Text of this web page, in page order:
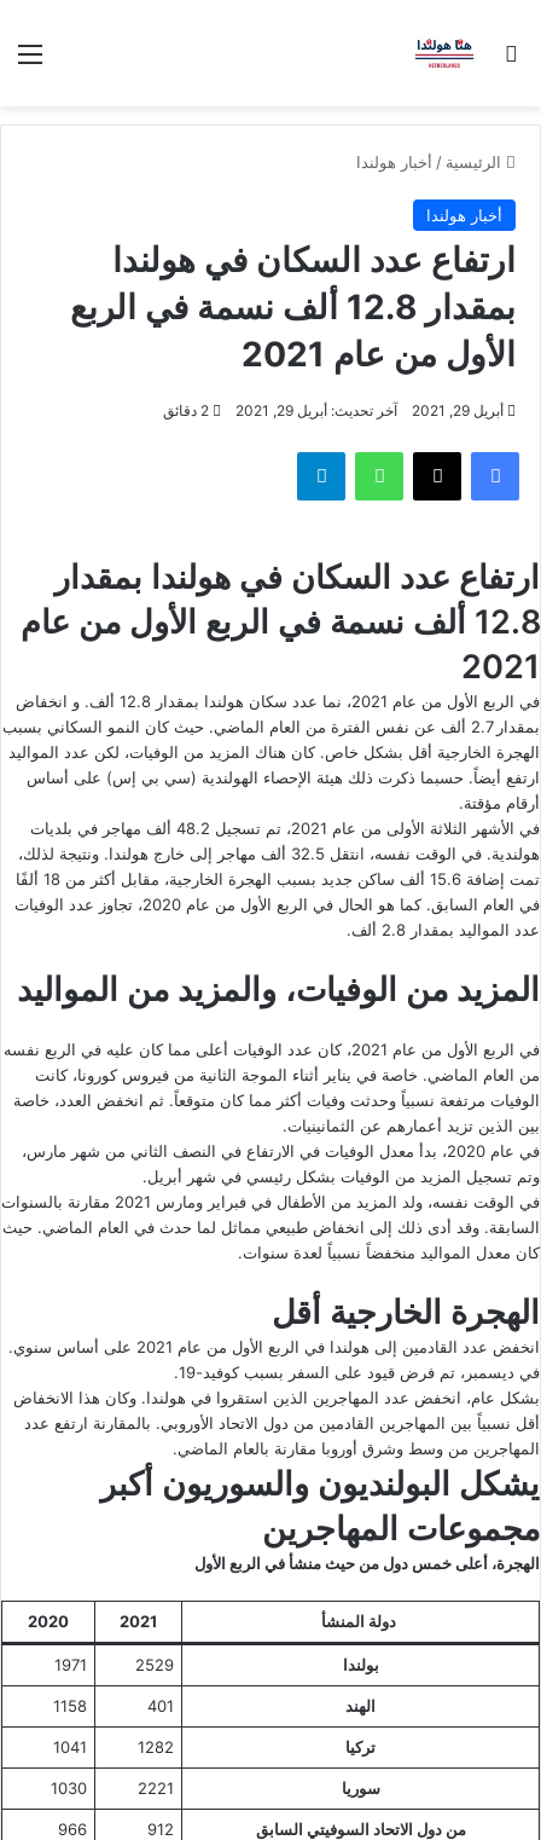
بحث عن
الرئيسية / أخبار هولندا
أخبار هولندا
ارتفاع عدد السكان في هولندا
بمقدار 12.8 ألف نسمة في الربع
الأول من عام 2021
أبريل 29, 2021 آخر تحديث: أبريل 29, 2021
فيسبوك ‫X واتساب تيلقرام
ارتفاع عدد السكان في هولندا بمقدار
12.8 ألف نسمة في الربع الأول من عام
2021
في الربع الأول من عام 2021، نما عدد سكان هولندا بمقدار 12.8 ألف. و انخفاض
بمقدار 2.7 ألف عن نفس الفترة من العام الماضي. حيث كان النمو السكاني بسبب
الهجرة الخارجية أقل بشكل خاص. كان هناك المزيد من الوفيات، لكن عدد المواليد
ارتفع أيضاً. حسبما ذكرت ذلك هيئة الإحصاء الهولندية (سي بي إس) على أساس
أرقام مؤقتة.
في الأشهر الثلاثة الأولى من عام 2021، تم تسجيل 48.2 ألف مهاجر في بلديات
هولندية. في الوقت نفسه، انتقل 32.5 ألف مهاجر إلى خارج هولندا. ونتيجة لذلك،
تمت إضافة 15.6 ألف ساكن جديد بسبب الهجرة الخارجية، مقابل أكثر من 18 ألفًا
في العام السابق. كما هو الحال في الربع الأول من عام 2020، تجاوز عدد الوفيات
عدد المواليد بمقدار 2.8 ألف.
المزيد من الوفيات، والمزيد من المواليد
في الربع الأول من عام 2021، كان عدد الوفيات أعلى مما كان عليه في الربع نفسه
من العام الماضي. خاصة في يناير أثناء الموجة الثانية من فيروس كورونا، كانت
الوفيات مرتفعة نسبياً وحدثت وفيات أكثر مما كان متوقعاً. ثم انخفض العدد، خاصة
بين الذين تزيد أعمارهم عن الثمانينيات.
في عام 2020، بدأ معدل الوفيات في الارتفاع في النصف الثاني من شهر مارس،
وتم تسجيل المزيد من الوفيات بشكل رئيسي في شهر أبريل.
في الوقت نفسه، ولد المزيد من الأطفال في فبراير ومارس 2021 مقارنة بالسنوات
السابقة. وقد أدى ذلك إلى انخفاض طبيعي مماثل لما حدث في العام الماضي. حيث
كان معدل المواليد منخفضاً نسبياً لعدة سنوات.
الهجرة الخارجية أقل
انخفض عدد القادمين إلى هولندا في الربع الأول من عام 2021 على أساس سنوي.
في ديسمبر، تم فرض قيود على السفر بسبب كوفيد-19.
بشكل عام، انخفض عدد المهاجرين الذين استقروا في هولندا. وكان هذا الانخفاض
أقل نسبياً بين المهاجرين القادمين من دول الاتحاد الأوروبي. بالمقارنة ارتفع عدد
المهاجرين من وسط وشرق أوروبا مقارنة بالعام الماضي.
يشكل البولنديون والسوريون أكبر
مجموعات المهاجرين
الهجرة، أعلى خمس دول من حيث منشأ في الربع الأول
دولة المنشأ 2021
2020
بولندا 2529
1971
الهند 401
1158
تركيا 1282
1041
سوريا 2221
1030
من دول الاتحاد السوفيتي السابق 912
966